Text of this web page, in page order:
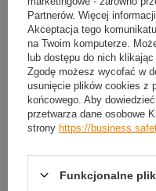
Rękawice Bramkarskie Piłkarskie
Treningowe Usztywniony Palec Na
Rzep METEOR
Partnerów. Więcej
Akceptacja tego
na Twoim komputerze.
lub dostępu do nich klikając
Zgodę możesz wycofać w
usunięcie plików cookies z
końcowego. Aby
przetwarza dane osobowe
strony https://
Funkcjonalne